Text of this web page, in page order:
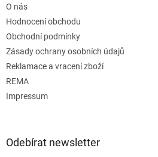
O nás
Hodnocení obchodu
Obchodní podmínky
Zásady ochrany osobních údajů
Reklamace a vracení zboží
REMA
Impressum
Odebírat newsletter